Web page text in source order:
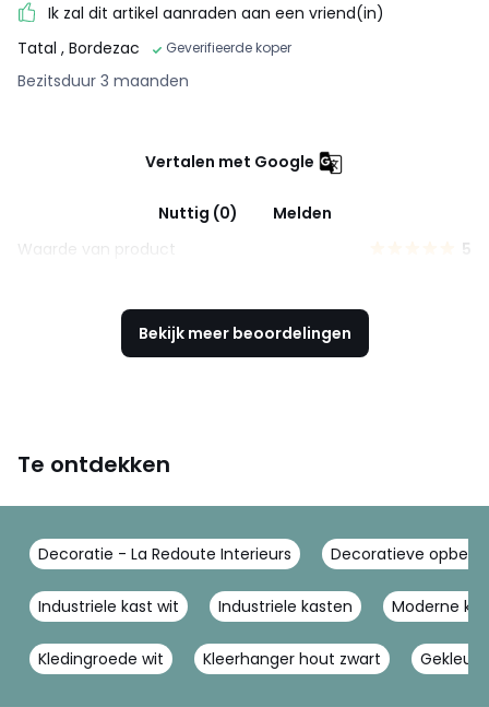
Ik zal dit artikel aanraden aan een vriend(in)
Tatal , Bordezac Geverifieerde koper
Bezitsduur 3 maanden
Vertalen met Google
Nuttig (0)
Melden
Waarde van product
5
Bekijk meer beoordelingen
Te ontdekken
Decoratie - La Redoute Interieurs Decoratieve
Industriele kast wit Industriele kasten Moderne
Kledingroede wit Kleerhanger hout zwart